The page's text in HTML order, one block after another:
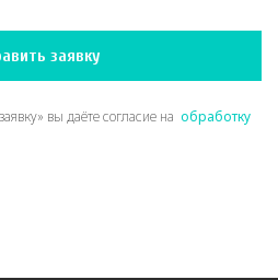
заявку
вы даёте согласие на обработку